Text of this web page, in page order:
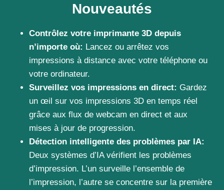
Nouveautés
Contrôlez votre imprimante 3D depuis
n’importe où: Lancez ou arrêtez vos
impressions à distance avec votre téléphone ou
votre ordinateur.
Surveillez vos impressions en direct: Gardez
un œil sur vos impressions 3D en temps réel
grâce aux flux de webcam en direct et aux
mises à jour de progression.
Détection intelligente des problèmes par IA:
Deux systèmes d’IA vérifient les problèmes
d’impression. L’un surveille l’ensemble de
l’impression, l’autre se concentre sur la première